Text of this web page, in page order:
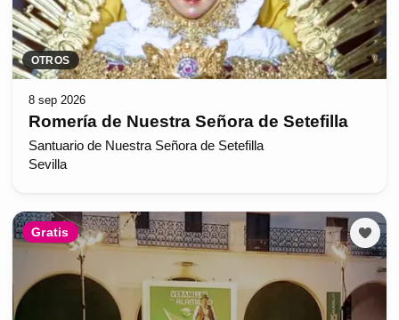
OTROS
8 sep 2026
Romería de Nuestra Señora de Setefilla
Santuario de Nuestra Señora de Setefilla
Sevilla
Gratis